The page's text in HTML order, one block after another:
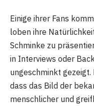
Einige ihrer Fans
loben ihre
Schminke zu
in Interviews oder
ungeschminkt gezeigt.
dass das Bild der
menschlicher und